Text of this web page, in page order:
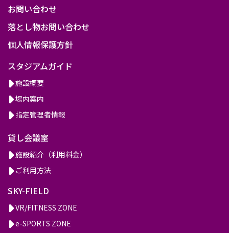
お問い合わせ
落とし物お問い合わせ
個人情報保護方針
スタジアムガイド
施設概要
場内案内
指定管理者情報
貸し会議室
施設紹介（利用料金）
ご利用方法
SKY-FIELD
VR/FITNESS ZONE
e-SPORTS ZONE